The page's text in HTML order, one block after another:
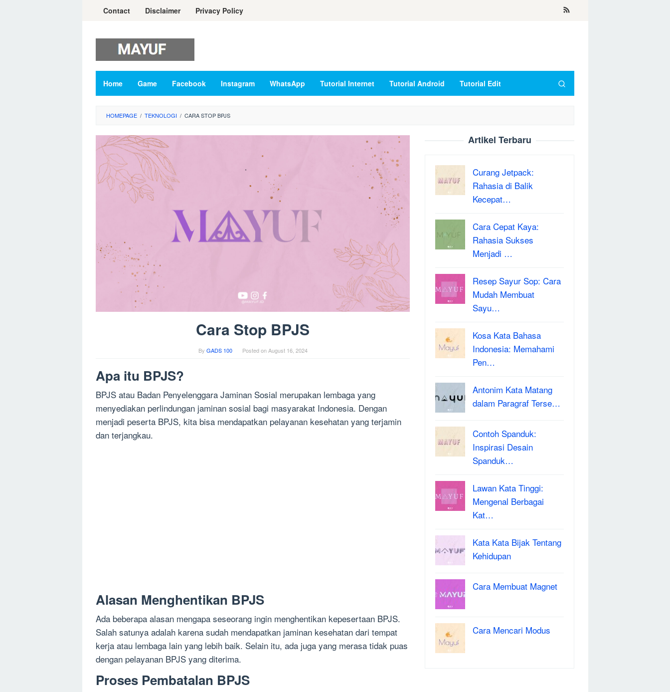
Contact Disclaimer Privacy Policy
Home Game Facebook Instagram WhatsApp Tutorial Internet Tutorial Android Tutorial Edit
HOMEPAGE / TEKNOLOGI / CARA STOP BPJS
Cara Stop BPJS
By GADS 100 Posted onAugust 16, 2024
Apa itu BPJS?
BPJS atau Badan Penyelenggara Jaminan Sosial merupakan lembaga yang
menyediakan perlindungan jaminan sosial bagi masyarakat Indonesia. Dengan
menjadi peserta BPJS, kita bisa mendapatkan pelayanan kesehatan yang terjamin
dan terjangkau.
Alasan Menghentikan BPJS
Ada beberapa alasan mengapa seseorang ingin menghentikan kepesertaan BPJS.
Salah satunya adalah karena sudah mendapatkan jaminan kesehatan dari tempat
kerja atau lembaga lain yang lebih baik. Selain itu, ada juga yang merasa tidak puas
dengan pelayanan BPJS yang diterima.
Proses Pembatalan BPJS
Artikel Terbaru
Curang Jetpack:
Rahasia di Balik
Kecepat…
Cara Cepat Kaya:
Rahasia Sukses
Menjadi …
Resep Sayur Sop: Cara
Mudah Membuat
Sayu…
Kosa Kata Bahasa
Indonesia: Memahami
Pen…
Antonim Kata Matang
dalam Paragraf Terse…
Contoh Spanduk:
Inspirasi Desain
Spanduk…
Lawan Kata Tinggi:
Mengenal Berbagai
Kat…
Kata Kata Bijak Tentang
Kehidupan
Cara Membuat Magnet
Cara Mencari Modus